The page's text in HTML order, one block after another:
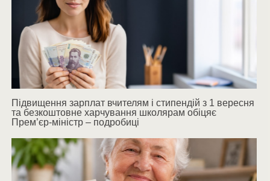
Підвищення зарплат вчителям і стипендій з 1 вересня
та безкоштовне харчування школярам обіцяє
Прем’єр-міністр – подробиці